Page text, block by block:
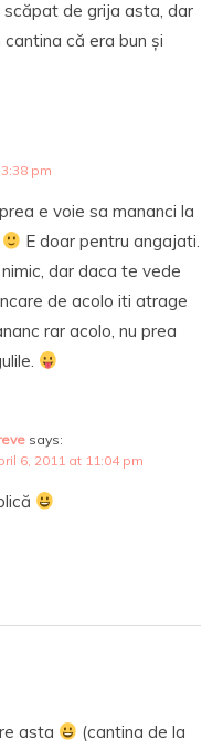
de grija asta, dar
că era bun și
pm
e voie sa mananci la
E doar pentru angajati.
dar daca te vede
de acolo iti atrage
rar acolo, nu prea
says:
6, 2011 at 11:04 pm
asta
(cantina de la